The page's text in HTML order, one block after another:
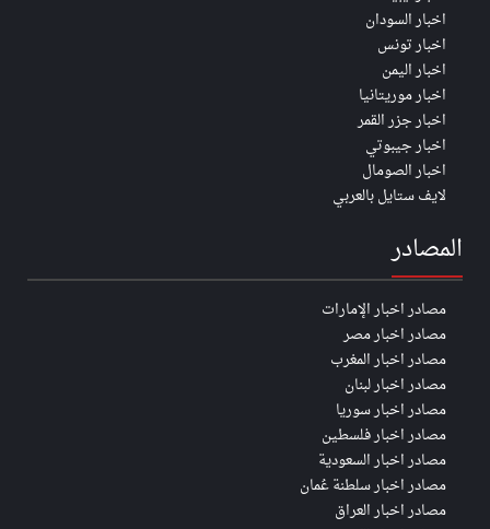
اخبار السودان
اخبار تونس
اخبار اليمن
اخبار موريتانيا
اخبار جزر القمر
اخبار جيبوتي
اخبار الصومال
لايف ستايل بالعربي
المصادر
مصادر اخبار الإمارات
مصادر اخبار مصر
مصادر اخبار المغرب
مصادر اخبار لبنان
مصادر اخبار سوريا
مصادر اخبار فلسطين
مصادر اخبار السعودية
مصادر اخبار سلطنة عُمان
مصادر اخبار العراق